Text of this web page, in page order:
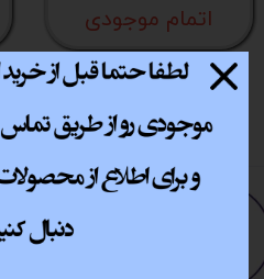
اتمام موجودی
مــــــــارت​​​​​​
​ ​فروشگاه اینترنتی